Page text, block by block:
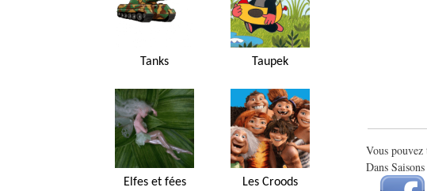
Tanks Taupek
Elfes et fées Les Croods
Vous
Dans